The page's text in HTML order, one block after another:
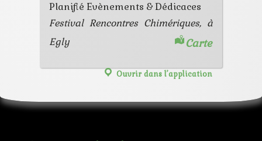
Planifié Evènements & Dédicaces
Festival Rencontres Chimériques, à
Egly
Carte
Ouvrir dans l’application